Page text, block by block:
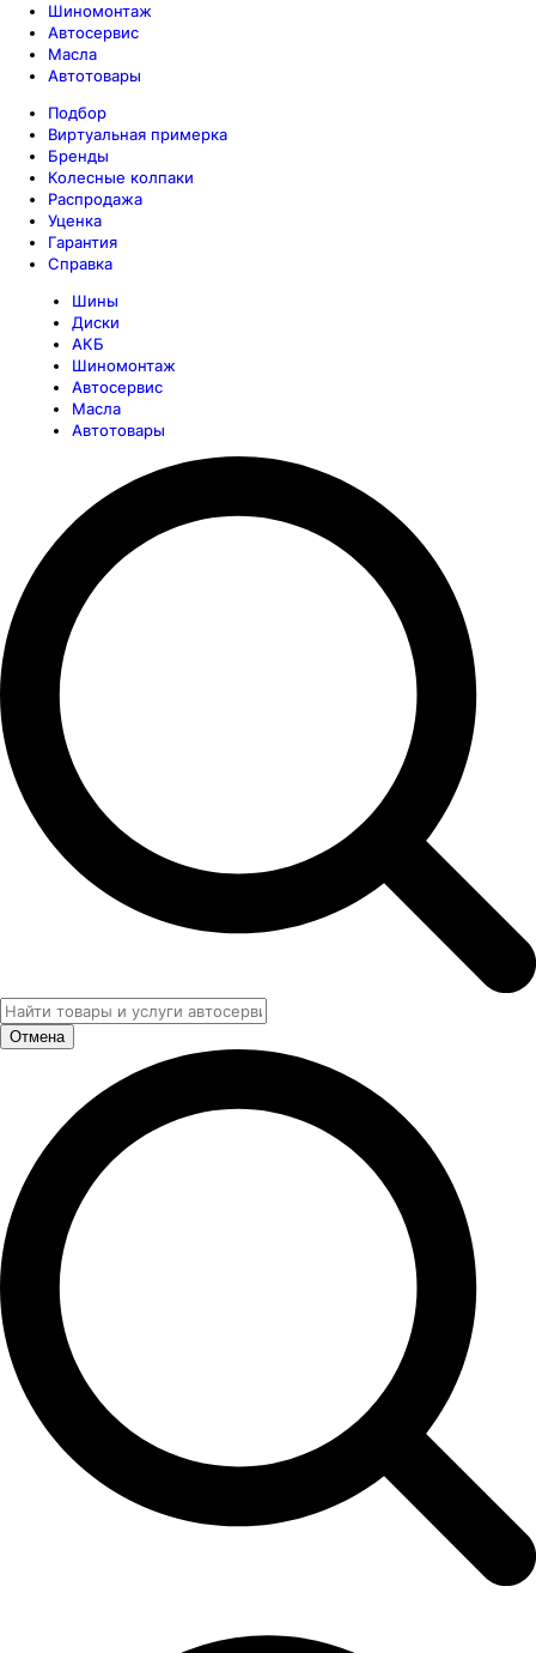
Шиномонтаж
Автосервис
Масла
Автотовары
Подбор
Виртуальная примерка
Бренды
Колесные колпаки
Распродажа
Уценка
Гарантия
Справка
Шины
Диски
АКБ
Шиномонтаж
Автосервис
Масла
Автотовары
Отмена